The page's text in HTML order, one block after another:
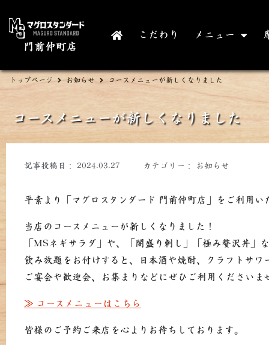
門前仲町店
こだわり メニュー
トップページ お知らせ コースメニューが新しくなりました
コースメニューが新しくなりました
記事投稿日： 2024.03.27 カテゴリー： お知らせ
平素より「マグロスタンダード 門前仲町店 」をご利用
当店のコースメニューが新しくなりました！
「MSネギサラダ」や、「闇盛り刺し」「極み贅沢丼
飲み放題をお付けすると、日本酒や焼酎、クラフトサ
ご宴会や歓迎会、お集まりなどにぜひご利用くださいま
≫ コースメニューはこちら
皆様のご予約ご来店を心よりお待ちしております。